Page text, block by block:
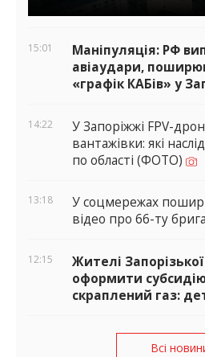
15:01
Маніпуляція: РФ
авіаудари,
«графік КАБів» у
14:22
У Запоріжжі FPV-
вантажівки: які
по області (ФОТО)
13:18
У соцмережах
відео про 66-ту
12:15
Жителі
оформити
скраплений газ:
Всі